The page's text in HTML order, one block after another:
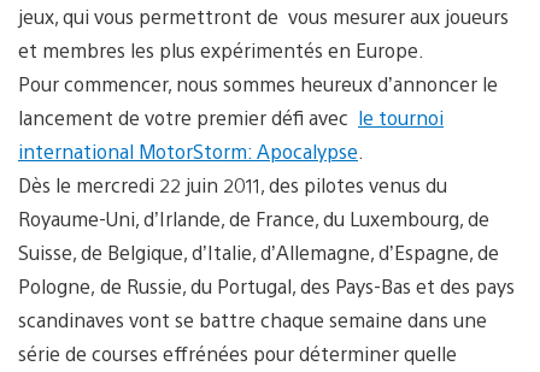
jeux, qui vous permettront de vous mesurer aux joueurs
et membres les plus expérimentés en Europe.
Pour commencer, nous sommes heureux d’annoncer le
lancement de votre premier défi avec le tournoi
international MotorStorm: Apocalypse
Dès le mercredi 22 juin 2011, des pilotes venus du
Royaume-Uni, d’Irlande, de France, du Luxembourg, de
Suisse, de Belgique, d’Italie, d’Allemagne, d’Espagne, de
Pologne, de Russie, du Portugal, des Pays-Bas et des pays
scandinaves vont se battre chaque semaine dans une
série de courses effrénées pour déterminer quelle